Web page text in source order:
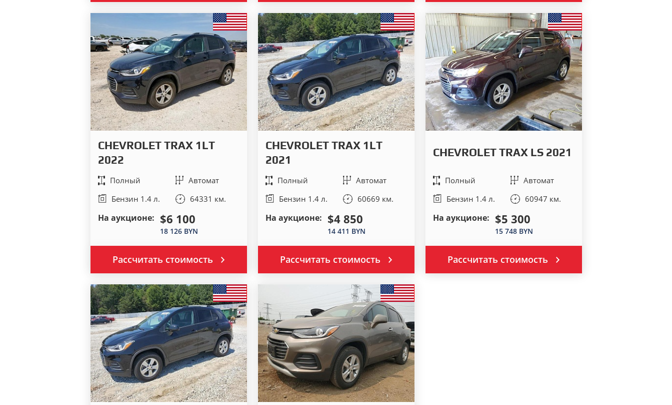
CHEVROLET TRAX 1LT
2022
Полный
Автомат
Бензин 1.4 л.
64331 км.
На аукционе: $6 100
18 126 BYN
Рассчитать стоимость
CHEVROLET TRAX 1LT
2021
Полный
Автомат
Бензин 1.4 л.
60669 км.
На аукционе: $4 850
14 411 BYN
Рассчитать стоимость
CHEVROLET TRAX LS 2021
Полный
Автомат
Бензин 1.4 л.
60947 км.
На аукционе: $5 300
15 748 BYN
Рассчитать стоимость